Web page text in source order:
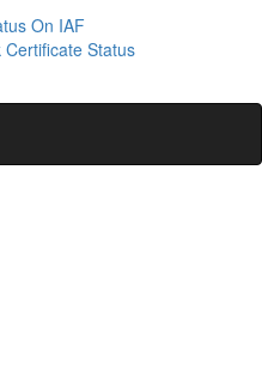
On IAF
Certificate Status